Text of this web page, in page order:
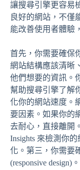
讓搜尋引擎更容易
良好的網站，不僅
能改善使用者體驗
首先，你需要確保
網站結構應該清晰
他們想要的資訊。
幫助搜尋引擎了解
化你的網站速度。
要因素。如果你的
去耐心，直接離開
Insights 來檢測你
化。第三，你需要
(responsive